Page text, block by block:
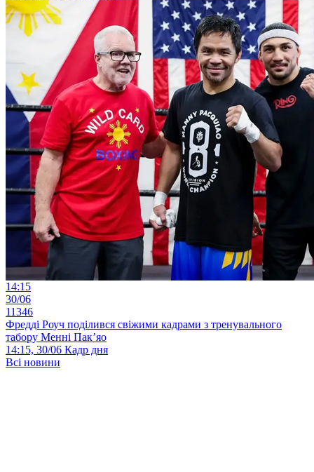
14:15
30/06
11346
Фредді Роуч поділився свіжими кадрами з тренувального
табору Менні Пак’яо
14:15, 30/06 Кадр дня
Всі новини